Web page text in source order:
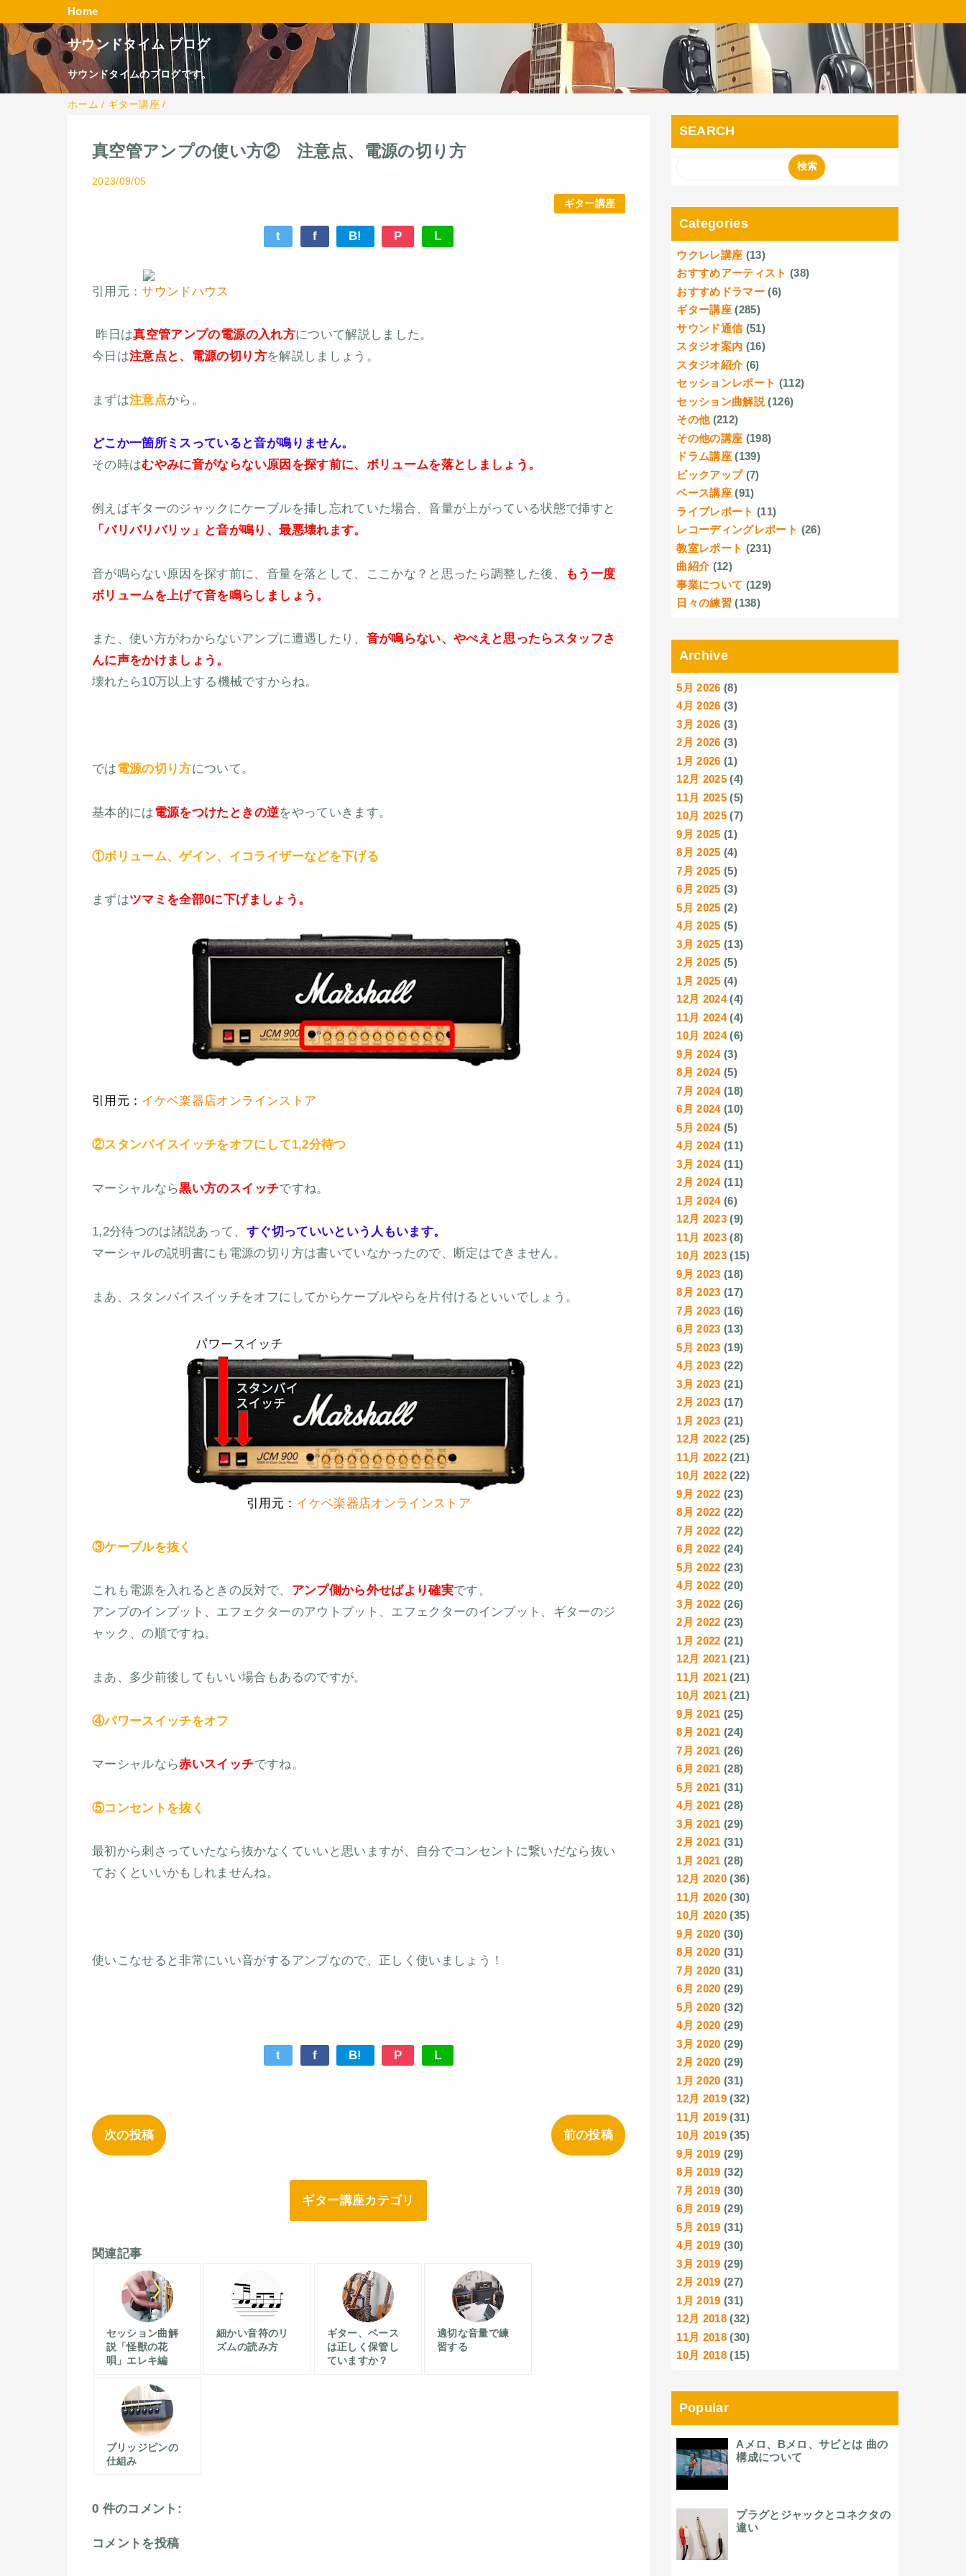
Home
サウンドタイム ブログ
サウンドタイムのブログです。
ホーム / ギター講座 /
真空管アンプの使い方② 注意点、電源の切り方
2023/09/05
ギター講座
t f B! P L
引用元：サウンドハウス
昨日は真空管アンプの電源の入れ方について解説しました。
今日は注意点と、電源の切り方を解説しましょう。
まずは注意点から。
どこか一箇所ミスっていると音が鳴りません。
その時はむやみに音がならない原因を探す前に、ボリュームを落としましょう。
例えばギターのジャックにケーブルを挿し忘れていた場合、音量が上がっている状態で挿すと
「バリバリバリッ」と音が鳴り、最悪壊れます。
音が鳴らない原因を探す前に、音量を落として、ここかな？と思ったら調整した後、
もう一度
ボリュームを上げて音を鳴らしましょう。
また、使い方がわからないアンプに遭遇したり、 音が鳴らない、やべえと思ったらスタッフさ
んに声をかけましょう。
壊れたら10万以上する機械ですからね。
では電源の切り方について。
基本的には電源をつけたときの逆をやっていきます。
①ボリューム、ゲイン、イコライザーなどを下げる
まずはツマミを全部0に下げましょう。
引用元： イケベ楽器店オンラインストア
②スタンバイスイッチをオフにして1,2分待つ
マーシャルなら黒い方のスイッチですね。
1,2分待つのは諸説あって、 すぐ切っていいという人もいます。
マーシャルの説明書にも電源の切り方は書いていなかったので、断定はできません。
まあ、スタンバイスイッチをオフにしてからケーブルやらを片付けるといいでしょう。
引用元： イケベ楽器店オンラインストア
③ケーブルを抜く
これも電源を入れるときの反対で、 アンプ側から外せばより確実です。
アンプのインプット、エフェクターのアウトプット、エフェクターのインプット、ギターのジ
ャック、の順ですね。
まあ、多少前後してもいい場合もあるのですが。
④パワースイッチをオフ
マーシャルなら赤いスイッチですね。
⑤コンセントを抜く
最初から刺さっていたなら抜かなくていいと思いますが、自分でコンセントに繋いだなら抜い
ておくといいかもしれませんね。
使いこなせると非常にいい音がするアンプなので、正しく使いましょう！
t f B! P L
次の投稿 前の投稿
ギター講座カテゴリ
関連記事
セッション曲解
説「怪獣の花
唄」エレキ編
細かい音符のリ
ズムの読み方
ギター、ベース
は正しく保管し
ていますか？
適切な音量で練
習する
ブリッジピンの
仕組み
0 件のコメント:
コメントを投稿
SEARCH
Categories
ウクレレ講座 (13)
おすすめアーティスト (38)
おすすめドラマー (6)
ギター講座 (285)
サウンド通信 (51)
スタジオ案内 (16)
スタジオ紹介 (6)
セッションレポート (112)
セッション曲解説 (126)
その他 (212)
その他の講座 (198)
ドラム講座 (139)
ピックアップ (7)
ベース講座 (91)
ライブレポート (11)
レコーディングレポート (26)
教室レポート (231)
曲紹介 (12)
事業について (129)
日々の練習 (138)
Archive
5月 2026 (8)
4月 2026 (3)
3月 2026 (3)
2月 2026 (3)
1月 2026 (1)
12月 2025 (4)
11月 2025 (5)
10月 2025 (7)
9月 2025 (1)
8月 2025 (4)
7月 2025 (5)
6月 2025 (3)
5月 2025 (2)
4月 2025 (5)
3月 2025 (13)
2月 2025 (5)
1月 2025 (4)
12月 2024(4)
11月 2024(4)
10月 2024(6)
9月 2024(3)
8月 2024(5)
7月 2024(18)
6月 2024(10)
5月 2024(5)
4月 2024(11)
3月 2024(11)
2月 2024(11)
1月 2024(6)
12月 2023 (9)
11月 2023 (8)
10月 2023 (15)
9月 2023 (18)
8月 2023 (17)
7月 2023 (16)
6月 2023 (13)
5月 2023 (19)
4月 2023 (22)
3月 2023 (21)
2月 2023 (17)
1月 2023 (21)
12月 2022 (25)
11月 2022 (21)
10月 2022 (22)
9月 2022 (23)
8月 2022 (22)
7月 2022 (22)
6月 2022 (24)
5月 2022 (23)
4月 2022 (20)
3月 2022 (26)
2月 2022 (23)
1月 2022 (21)
12月 2021 (21)
11月 2021 (21)
10月 2021 (21)
9月 2021 (25)
8月 2021 (24)
7月 2021 (26)
6月 2021 (28)
5月 2021 (31)
4月 2021 (28)
3月 2021 (29)
2月 2021 (31)
1月 2021 (28)
12月 2020 (36)
11月 2020 (30)
10月 2020 (35)
9月 2020 (30)
8月 2020 (31)
7月 2020 (31)
6月 2020 (29)
5月 2020 (32)
4月 2020 (29)
3月 2020 (29)
2月 2020 (29)
1月 2020 (31)
12月 2019 (32)
11月 2019 (31)
10月 2019 (35)
9月 2019 (29)
8月 2019 (32)
7月 2019 (30)
6月 2019 (29)
5月 2019 (31)
4月 2019 (30)
3月 2019 (29)
2月 2019 (27)
1月 2019 (31)
12月 2018 (32)
11月 2018 (30)
10月 2018 (15)
Popular
Aメロ、Bメロ、サビとは 曲の
構成について
プラグとジャックとコネクタの
違い